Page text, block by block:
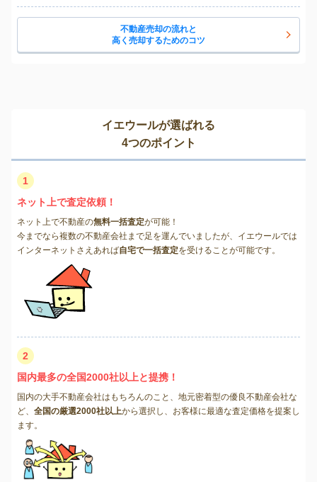
不動産売却の流れと
高く売却するためのコツ
イエウールが選ばれる
4つのポイント
1
ネット上で査定依頼！
ネット上で不動産の無料一括査定が可能！
今までなら複数の不動産会社まで足を運んでいましたが、イエウールでは
インターネットさえあれば自宅で一括査定を受けることが可能です。
2
国内最多の全国2000社以上と提携！
国内の大手不動産会社はもちろんのこと、地元密着型の優良不動産会社な
ど、 全国の厳選2000社以上から選択し、お客様に最適な査定価格を提案し
ます。